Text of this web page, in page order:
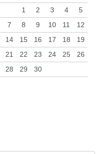
1
2 3 4
5
7 8 9 10 11
12
14 15 16 17 18
19
21 22 23 24 25
26
28 29 30